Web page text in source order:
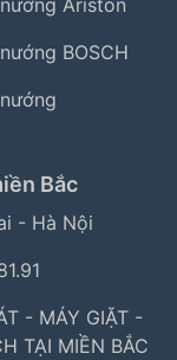
Ariston
BOSCH
Bắc
- Hà Nội
- MÁY GIẶT -
TẠI MIỀN BẮC